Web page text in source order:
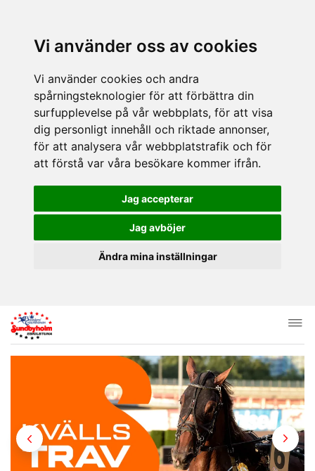
Vi använder oss av cookies
Vi använder cookies och andra
spårningsteknologier för att förbättra din
surfupplevelse på vår webbplats, för att visa
dig personligt innehåll och riktade annonser,
för att analysera vår webbplatstrafik och för
att förstå var våra besökare kommer ifrån.
Jag accepterar
Jag avböjer
Ändra mina inställningar